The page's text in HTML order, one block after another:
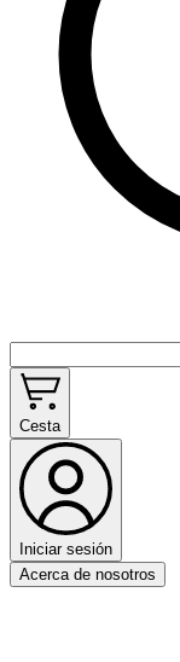
Cesta
Iniciar sesión
Acerca de nosotros